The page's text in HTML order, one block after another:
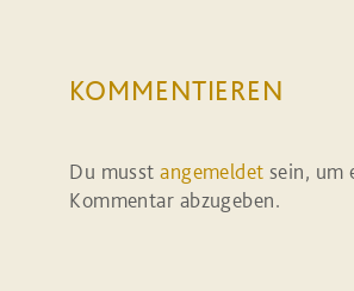
KOMMENTIEREN
Du musstangemeldet sein, um
Kommentar abzugeben.